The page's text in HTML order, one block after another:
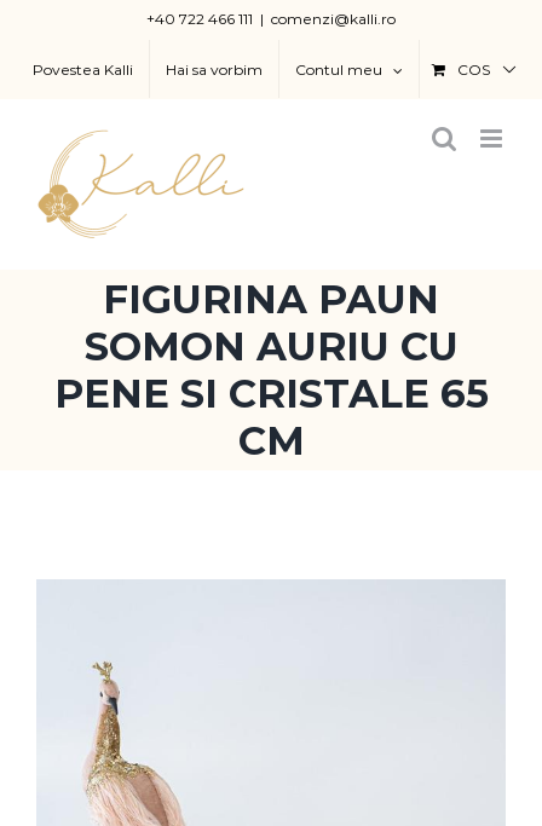
content
+40 722 466 111 | comenzi@kalli.ro
Povestea Kalli Hai sa vorbim Contul meu COS
FIGURINA PAUN
SOMON AURIU CU
PENE SI CRISTALE 65
CM